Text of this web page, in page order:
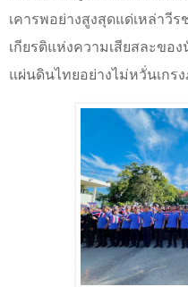
เคารพอย่างสูงสุดแด่เหล่าวี
เกียรติแห่งความเสียสละขอ
แผ่นดินไทยอย่างไม่หวั่นเกร